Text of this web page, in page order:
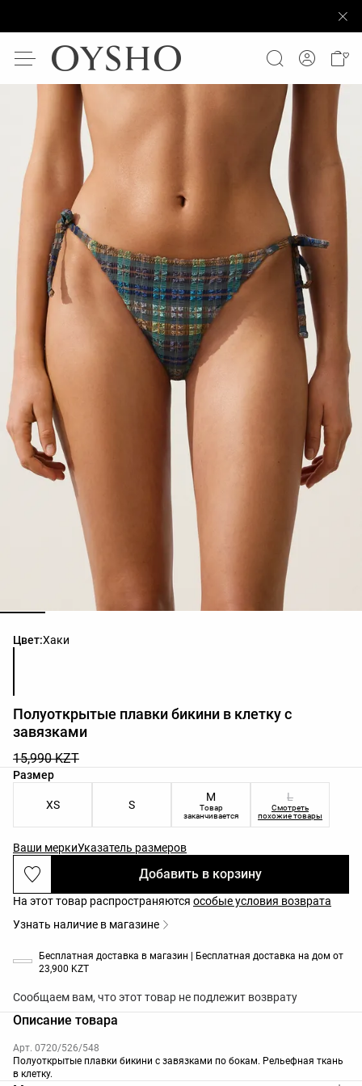
Цвет:Хаки
Список цветов товара
Полуоткрытые плавки бикини в клетку с
завязками
15,990 KZT
Размер
Список размеров товара
XS S
M
Товар
заканчивается
L
Смотреть
похожие товары
Ваши меркиУказатель размеров
Добавить в корзину
На этот товар распространяются особые условия возврата
Узнать наличие в магазине
Бесплатная доставка в магазин | Бесплатная доставка на дом от
23,900 KZT
Сообщаем вам, что этот товар не подлежит возврату
Описание товара
Арт. 0720/526/548
Полуоткрытые плавки бикини с завязками по бокам. Рельефная ткань
в клетку.